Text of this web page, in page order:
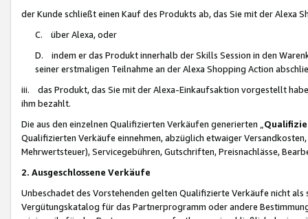
der Kunde schließt einen Kauf des Produkts ab, das Sie mit der Alexa
C. über Alexa, oder
D. indem er das Produkt innerhalb der Skills Session in den
seiner erstmaligen Teilnahme an der Alexa Shopping Action
iii. das Produkt, das Sie mit der Alexa-Einkaufsaktion vorgestellt
ihm bezahlt.
Die aus den einzelnen Qualifizierten Verkäufen generierten „
Qualifizierten Verkäufe einnehmen, abzüglich etwaiger
Mehrwertsteuer), Servicegebühren, Gutschriften, Preisnachlässe,
2. Ausgeschlossene Verkäufe
Unbeschadet des Vorstehenden gelten Qualifizierte Verkäufe nicht
Vergütungskatalog für das Partnerprogramm oder andere